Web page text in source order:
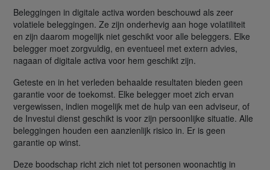
Beleggingen in digitale activa worden beschouwd als zeer
volatiele beleggingen. Ze zijn onderhevig aan hoge volatiliteit
en zijn daarom mogelijk niet geschikt voor alle beleggers. Elke
belegger moet zorgvuldig, en eventueel met extern advies,
nagaan of digitale activa voor hem geschikt zijn.
Geteste en in het verleden behaalde resultaten bieden geen
garantie voor de toekomst. Elke belegger moet zich ervan
vergewissen, indien mogelijk met de hulp van een adviseur, of
de Investui dienst geschikt is voor zijn persoonlijke situatie. Alle
beleggingen houden een aanzienlijk risico in. Er is geen
garantie op winst.
Deze boodschap richt zich niet tot personen woonachtig in